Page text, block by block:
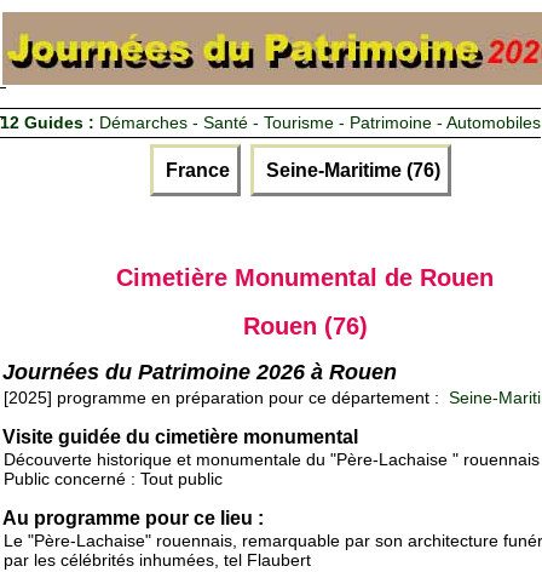
12 Guides : Démarches - Santé - Tourisme - Patrimoine - Automobiles
France Seine-Maritime (76)
Cimetière Monumental de Rouen
Rouen (76)
Journées du Patrimoine 2026 à Rouen
[2025] programme en préparation pour ce département : Seine-
Visite guidée du cimetière monumental
Découverte historique et monumentale du "Père-Lachaise " rouennais
Public concerné : Tout public
Au programme pour ce lieu :
Le "Père-Lachaise" rouennais, remarquable par son architecture
par les célébrités inhumées, tel Flaubert